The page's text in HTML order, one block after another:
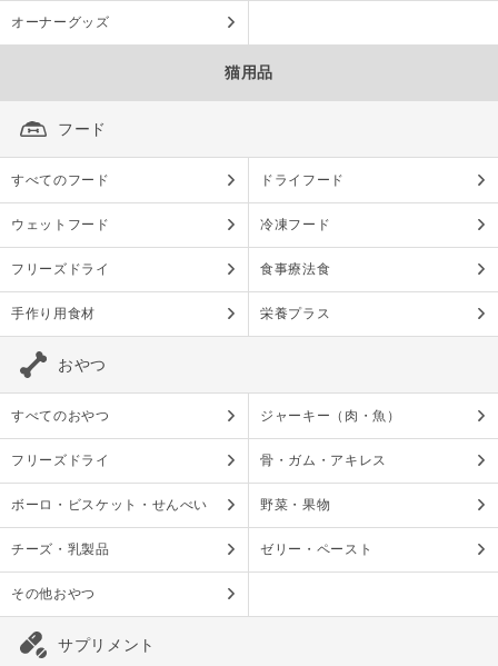
オーナーグッズ
猫用品
フード
すべてのフード ドライフード
ウェットフード 冷凍フード
フリーズドライ 食事療法食
手作り用食材 栄養プラス
おやつ
すべてのおやつ ジャーキー（肉・魚）
フリーズドライ 骨・ガム・アキレス
ボーロ・ビスケット・せんべい 野菜・果物
チーズ・乳製品 ゼリー・ペースト
その他おやつ
サプリメント